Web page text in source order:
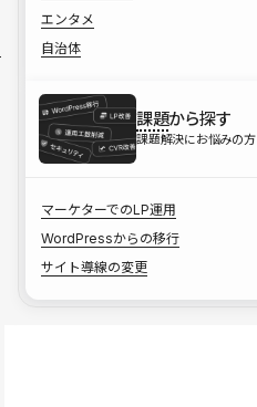
エンタメ
自治体
課題から探す
課題解決にお悩みの方
マーケターでのLP運用
WordPressからの移行
サイト導線の変更